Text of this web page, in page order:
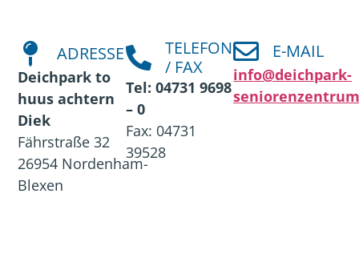
ADRESSE
Deichpark to
huus achtern
Diek
Fährstraße 32
26954 Nordenham-
Blexen
TELEFON
/ FAX
Tel: 04731 9698
– 0
Fax: 04731
39528
E-MAIL
info@deichpark-